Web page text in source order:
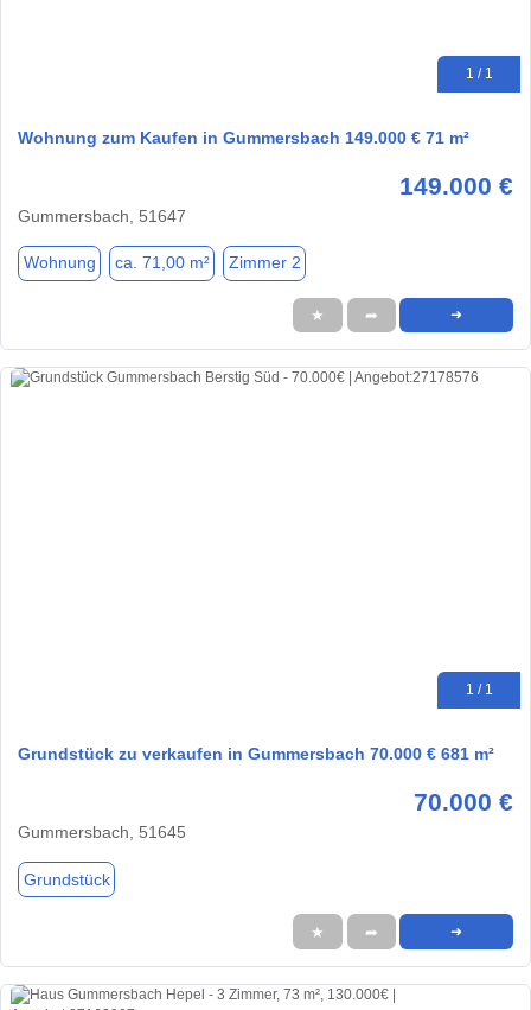
1 / 1
Wohnung zum Kaufen in Gummersbach 149.000 € 71 m²
149.000 €
Gummersbach, 51647
Wohnung ca. 71,00 m² Zimmer 2
★ ➦ ➜
1 / 1
Grundstück zu verkaufen in Gummersbach 70.000 € 681 m²
70.000 €
Gummersbach, 51645
Grundstück
★ ➦ ➜